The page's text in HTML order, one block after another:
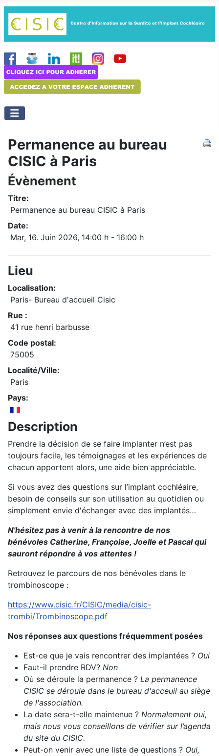
Permanence au bureau
CISIC à Paris
Évènement
Titre:
Permanence au bureau CISIC à Paris
Date:
Mar, 16. Juin 2026, 14:00 h - 16:00 h
Lieu
Localisation:
Paris- Bureau d'accueil Cisic
Rue :
41 rue henri barbusse
Code postal:
75005
Localité/Ville:
Paris
Pays:
Description
Prendre la décision de se faire implanter n’est pas
toujours facile, les témoignages et les expériences de
chacun apportent alors, une aide bien appréciable.
Si vous avez des questions sur l’implant cochléaire,
besoin de conseils sur son utilisation au quotidien ou
simplement envie d'échanger avec des implantés…
N'hésitez pas à venir à la rencontre de nos
bénévoles Catherine, Françoise, Joelle et Pascal qui
sauront répondre à vos attentes !
Retrouvez le parcours de nos bénévoles dans le
trombinoscope :
https://www.cisic.fr/CISIC/media/cisic-
trombi/Trombinoscope.pdf
Nos réponses aux questions fréquemment posées
Est-ce que je vais rencontrer des implantées ? Oui
Faut-il prendre RDV? Non
Où se déroule la permanence ? La permanence
CISIC se déroule dans le bureau d'acceuil au siège
de l'association.
La date sera-t-elle maintenue ? Normalement oui,
mais nous vous conseillons de vérifier sur l’agenda
du site du CISIC.
Peut-on venir avec une liste de questions ? Oui,